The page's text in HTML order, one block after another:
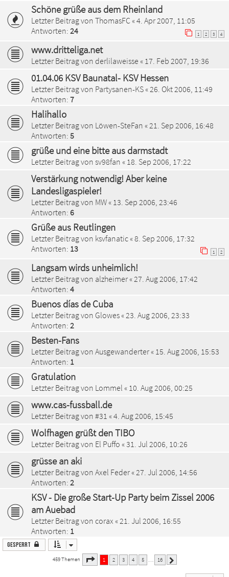
Schöne grüße aus dem Rheinland
Letzter Beitrag von ThomasFC«4. Apr 2007, 11:05
Antworten: 24 1 2 3 4
www.dritteliga.net
Letzter Beitrag von derlilaweisse « 17. Feb 2007, 19:36
01.04.06 KSV Baunatal- KSV Hessen
Letzter Beitrag von Partysanen-KS«26. Okt 2006, 11:49
Antworten: 7
Halihallo
Letzter Beitrag von Löwen-SteFan «21. Sep 2006, 16:48
Antworten: 5
grüße und eine bitte aus darmstadt
Letzter Beitrag von sv98fan « 18. Sep 2006, 17:22
Verstärkung notwendig! Aber keine
Landesligaspieler!
Letzter Beitrag von MW« 13. Sep 2006, 23:46
Antworten: 6
Grüße aus Reutlingen
Letzter Beitrag von ksvfanatic«8. Sep 2006, 17:32
Antworten: 13 1 2
Langsam wirds unheimlich!
Letzter Beitrag von alzheimer«27. Aug 2006, 17:42
Antworten: 4
Buenos días de Cuba
Letzter Beitrag von Glowes«23. Aug 2006, 23:33
Antworten: 2
Besten-Fans
Letzter Beitrag von Ausgewanderter« 15. Aug 2006, 15:53
Antworten: 1
Gratulation
Letzter Beitrag von Lommel « 10. Aug 2006, 00:25
www.cas-fussball.de
Letzter Beitrag von #31 «4. Aug 2006, 15:45
Wolfhagen grüßt den TIBO
Letzter Beitrag von El Puffo «31. Jul 2006, 10:26
grüsse an aki
Letzter Beitrag von Axel Feder«27. Jul 2006, 14:56
Antworten: 2
KSV - Die große Start-Up Party beim Zissel 2006
am Auebad
Letzter Beitrag von corax «21. Jul 2006, 16:55
Antworten: 1
Gesperrt
459 Themen Seite von 16
1 2 3 4 5 … 16